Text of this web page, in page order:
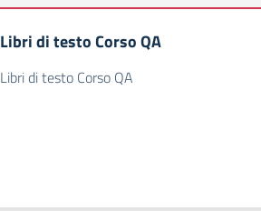
Libri di testo Corso QA
Libri di testo Corso QA